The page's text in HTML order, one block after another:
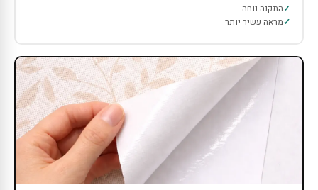
התקנה נוחה
מראה עשיר יותר